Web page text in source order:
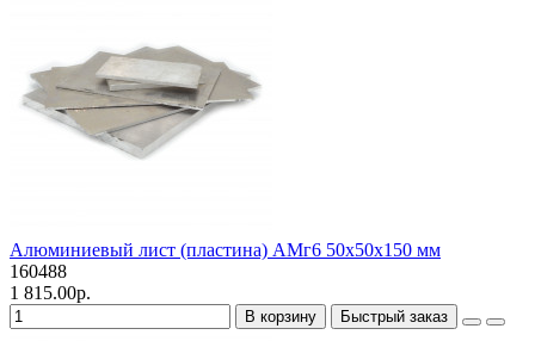
Алюминиевый лист (пластина) АМг6 50х50х150 мм
160488
1 815.00р.
В корзину Быстрый заказ